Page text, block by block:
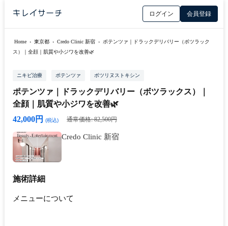
ログイン 会員登録
Home › 東京都 › Credo Clinic 新宿 ›
ポテンツァ｜ドラックデリバリー（ボツラック
ス）｜全顔｜肌質や小ジワを改善🌿
ニキビ治療 ポテンツァ ボツリヌストキシン
ポテンツァ｜ドラックデリバリー（ボツラックス）｜
全顔｜肌質や小ジワを改善🌿
42,000円
(税込) 通常価格: 82,500円
Credo Clinic 新宿
施術詳細
メニューについて